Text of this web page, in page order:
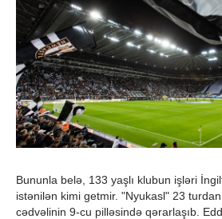
Bununla belə, 133 yaşlı klubun işləri
istənilən kimi getmir. "Nyukasl" 23
cədvəlinin 9-cu pilləsində qərarlaşıb.